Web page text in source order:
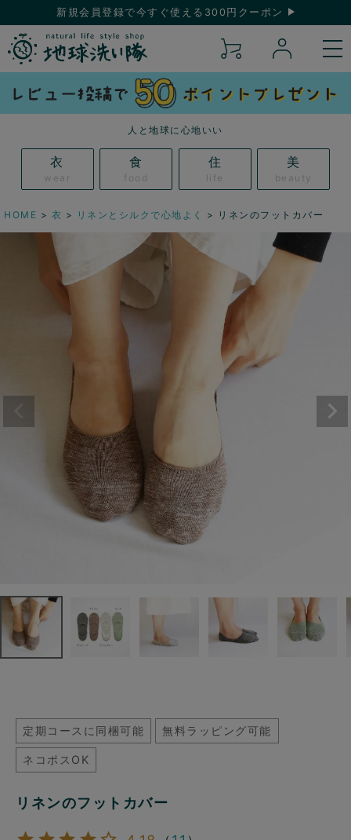
新規会員登録で今すぐ使える300円クーポン
人と地球に心地いい
衣
wear
食
food
住
life
美
beauty
HOME 衣 リネンとシルクで心地よく リネンのフットカバー
定期コースに同梱可能 無料ラッピング可能
ネコポスOK
リネンのフットカバー